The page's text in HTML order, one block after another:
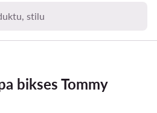
stilu
bikses Tommy